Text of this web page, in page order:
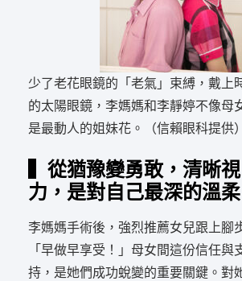
少了老花眼鏡的「老氣」束縛，戴上
的太陽眼鏡，李媽媽和李靜婷不像母
是最動人的姐妹花。（信賴眼科提供）
▍從猶豫變勇敢，清晰視
力，是對自己最深的溫柔
李媽媽手術後，強烈推薦女兒跟上腳
「早做早享受！」母女間這份信任與
持，是她們成功蛻變的重要關鍵。對